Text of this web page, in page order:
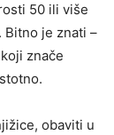
50 ili više
je znati –
znače
obaviti u